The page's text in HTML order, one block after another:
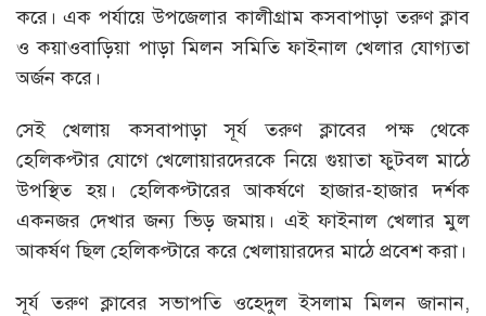
করে। এক পর্যায়ে উপজেলার কালীগ্রাম কসবাপাড়া তরুণ ক্লাব
ও কয়াওবাড়িয়া পাড়া মিলন সমিতি ফাইনাল খেলার যোগ্যতা
অর্জন করে।
সেই খেলায় কসবাপাড়া সূর্য তরুণ ক্লাবের পক্ষ থেকে
হেলিকপ্টার যোগে খেলোয়ারদেরকে নিয়ে গুয়াতা ফুটবল মাঠে
উপস্থিত হয়। হেলিকপ্টারের আকর্ষণে হাজার-হাজার দর্শক
একনজর দেখার জন্য ভিড় জমায়। এই ফাইনাল খেলার মুল
আকর্ষণ ছিল হেলিকপ্টারে করে খেলায়ারদের মাঠে প্রবেশ করা।
সূর্য তরুণ ক্লাবের সভাপতি ওহেদুল ইসলাম মিলন জানান,